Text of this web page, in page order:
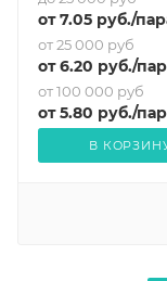
от7.05 руб./
от 25 000 руб
от6.20 руб./
от 100 000 руб
от5.80 руб./
В